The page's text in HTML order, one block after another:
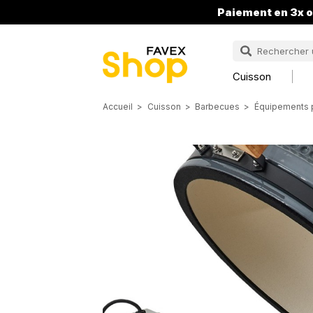
Paiement en 3x
Cuisson
Accueil Cuisson Barbecues Équipements